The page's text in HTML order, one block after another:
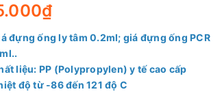
đựng ống ly tâm 0.2ml; giá đựng ống PCR
liệu: PP (Polypropylen) y tế cao cấp
độ từ -86 đến 121 độ C